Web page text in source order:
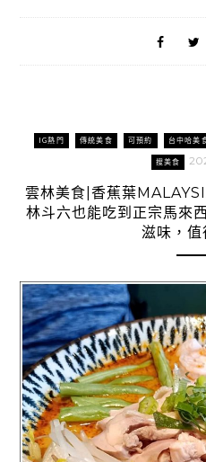
IG熱門 傳統美食 可預約 台中哈美
搜美食
雲林美食|香蕉葉
林斗六也能吃到正宗馬來
滋味，值